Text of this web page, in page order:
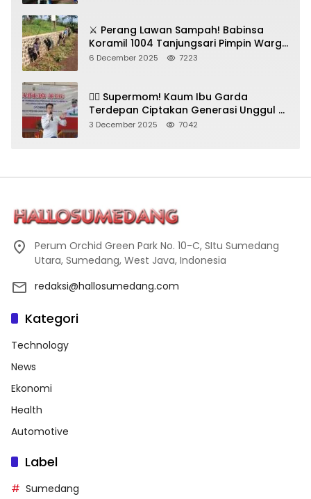
⚔️ Perang Lawan Sampah! Babinsa
Koramil 1004 Tanjungsari Pimpin Warga
Bersihkan Gorong-Gorong & Plastik
6 December 2025 7223
🦸‍♀️ Supermom! Kaum Ibu Garda
Terdepan Ciptakan Generasi Unggul di
Sumedang
3 December 2025 7042
Perum Orchid Green Park No. 10-C, SItu Sumedang
Utara, Sumedang, West Java, Indonesia
redaksi@hallosumedang.com
Kategori
Technology
News
Ekonomi
Health
Automotive
Label
Sumedang